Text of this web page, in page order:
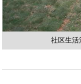
社区生活